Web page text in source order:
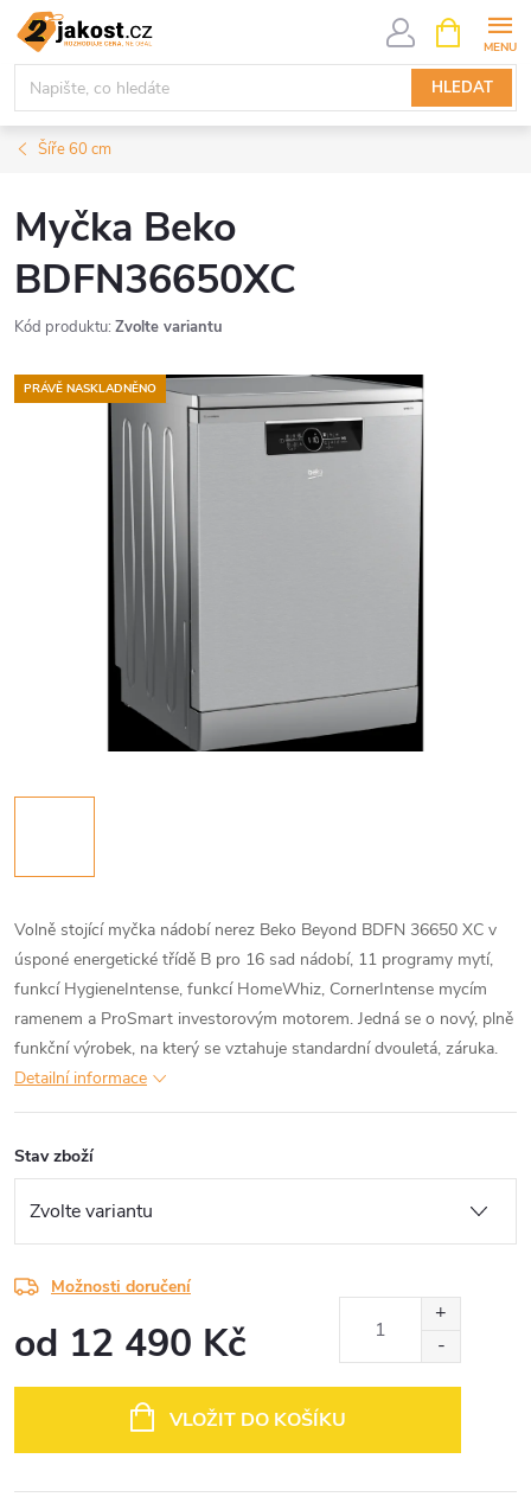
Přejít
obsah
HLEDAT
NÁKUPNÍ
KOŠÍK
Šíře 60 cm
Myčka Beko
BDFN36650XC
Kód produktu: Zvolte variantu
PRÁVĚ NASKLADNĚNO
Volně stojící myčka nádobí nerez Beko Beyond BDFN 36650 XC v
úsponé energetické třídě B pro 16 sad nádobí, 11 programy mytí,
funkcí HygieneIntense, funkcí HomeWhiz, CornerIntense mycím
ramenem a ProSmart investorovým motorem. Jedná se o nový, plně
funkční výrobek, na který se vztahuje standardní dvouletá, záruka.
Detailní informace
Stav zboží
Možnosti doručení
od 12 490 Kč
VLOŽIT DO KOŠÍKU